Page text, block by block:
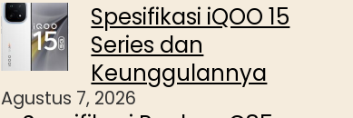
Spesifikasi iQOO 15
Series dan
Keunggulannya
Agustus 7, 2026